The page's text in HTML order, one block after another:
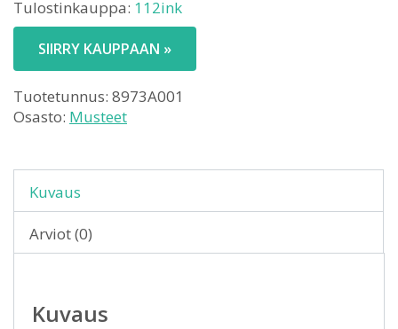
Tulostinkauppa: 112ink
SIIRRY KAUPPAAN »
Tuotetunnus: 8973A001
Osasto: Musteet
Kuvaus
Arviot (0)
Kuvaus